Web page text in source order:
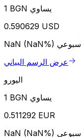
1 BGN يساوي
0.590629 USD
NaN (NaN%)
عرض الرسم البياني
اليورو
1 BGN يساوي
0.511292 EUR
NaN (NaN%)